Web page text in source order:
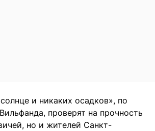
и никаких осадков», по
проверят на прочность
но и жителей Санкт-